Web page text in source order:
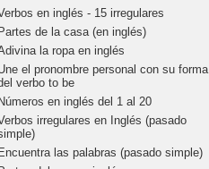
en inglés - 15 irregulares
de la casa (en inglés)
la ropa en inglés
el pronombre personal con su forma
verbo to be
en inglés del 1 al 20
irregulares en Inglés (pasado
las palabras (pasado simple)